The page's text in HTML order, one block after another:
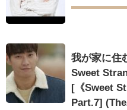
我が家に住
Sweet
[《Sweet
Part.7]